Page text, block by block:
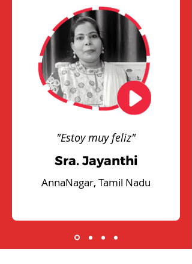
"Estoy muy feliz"
Sra. Jayanthi
AnnaNagar, Tamil Nadu